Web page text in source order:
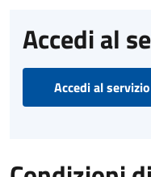
Accedi al
Accedi al servizio